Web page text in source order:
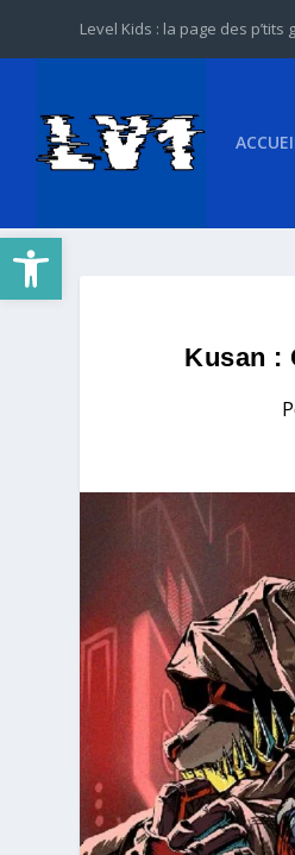
Ouvrir la barre d’outils
Level Kids : la page des p’tits
Kusan :